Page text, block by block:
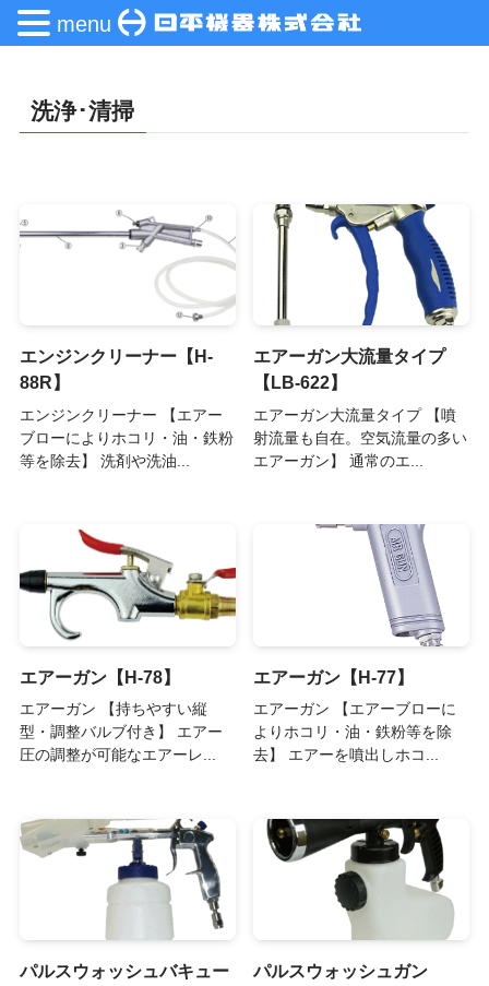
洗浄･清掃
エンジンクリーナー【H-
88R】
エンジンクリーナー 【エアー
ブローによりホコリ・油・鉄粉
等を除去】 洗剤や洗油...
エアーガン大流量タイプ
【LB-622】
エアーガン大流量タイプ 【噴
射流量も自在。空気流量の多い
エアーガン】 通常のエ...
エアーガン【H-78】
エアーガン 【持ちやすい縦
型・調整バルブ付き】 エアー
圧の調整が可能なエアーレ...
エアーガン【H-77】
エアーガン 【エアーブローに
よりホコリ・油・鉄粉等を除
去】 エアーを噴出しホコ...
パルスウォッシュバキュー
パルスウォッシュガン
menu